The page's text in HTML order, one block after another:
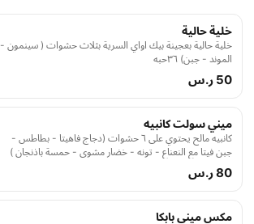
خلية حالية
خلية حالية بعجينة بيك اواي السرية بثلاث حشوات ( سينمون -
الموند - جبن) ٣٦حبه
50 ر.س
ميني سولت كانبيه
كانبيه مالح يحتوي على ٦ حشوات (دجاج فاهيتا - بطاطس -
جبن فيتا مع النعناع - تونه - خضار مشوي - حمسة باذنجان )
٣٠حبه
80 ر.س
مكس ميني بابكا